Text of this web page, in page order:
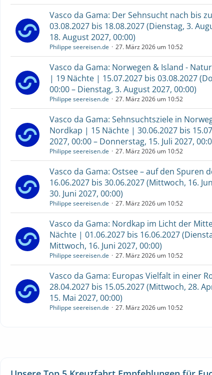
Vasco da Gama: Der Sehnsucht nach bis
03.08.2027 bis 18.08.2027 (Dienstag, 3.
18. August 2027, 00:00)
Philippe seereisen.de 27. März 2026 um 10:52
Vasco da Gama: Norwegen & Island -
| 19 Nächte | 15.07.2027 bis 03.08.2027
00:00 – Dienstag, 3. August 2027, 00:00)
Philippe seereisen.de 27. März 2026 um 10:52
Vasco da Gama: Sehnsuchtsziele in
Nordkap | 15 Nächte | 30.06.2027 bis
2027, 00:00 – Donnerstag, 15. Juli 2027,
Philippe seereisen.de 27. März 2026 um 10:52
Vasco da Gama: Ostsee – auf den Spuren
16.06.2027 bis 30.06.2027 (Mittwoch, 16.
30. Juni 2027, 00:00)
Philippe seereisen.de 27. März 2026 um 10:52
Vasco da Gama: Nordkap im Licht der
Nächte | 01.06.2027 bis 16.06.2027
Mittwoch, 16. Juni 2027, 00:00)
Philippe seereisen.de 27. März 2026 um 10:52
Vasco da Gama: Europas Vielfalt in einer
28.04.2027 bis 15.05.2027 (Mittwoch, 28.
15. Mai 2027, 00:00)
Philippe seereisen.de 27. März 2026 um 10:52